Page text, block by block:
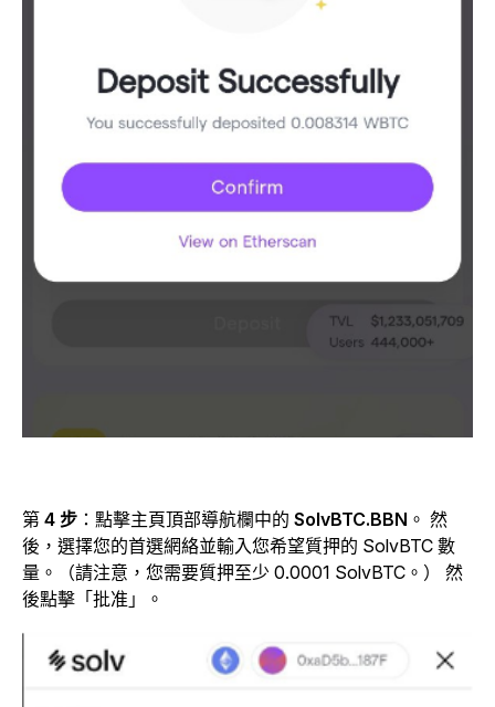
第 4 步 ：點擊主頁頂部導航欄中的 SolvBTC.BBN 。 然
後，選擇您的首選網絡並輸入您希望質押的 SolvBTC 數
量。（請注意，您需要質押至少 0.0001 SolvBTC。） 然
後點擊「批准」。